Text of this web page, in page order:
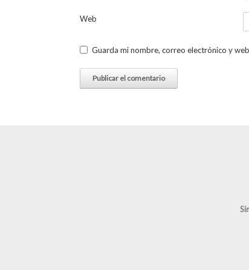
Web
Guarda mi nombre, correo electrónico y